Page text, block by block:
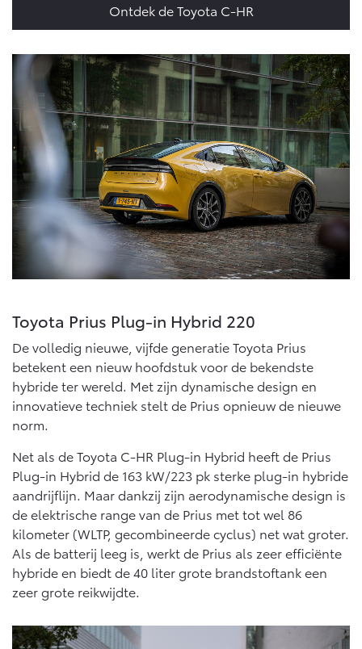
Ontdek de Toyota C-HR
Toyota Prius Plug-in Hybrid 220
De volledig nieuwe, vijfde generatie Toyota Prius
betekent een nieuw hoofdstuk voor de bekendste
hybride ter wereld. Met zijn dynamische design en
innovatieve techniek stelt de Prius opnieuw de nieuwe
norm.
Net als de Toyota C-HR Plug-in Hybrid heeft de Prius
Plug-in Hybrid de 163 kW/223 pk sterke plug-in hybride
aandrijflijn. Maar dankzij zijn aerodynamische design is
de elektrische range van de Prius met tot wel 86
kilometer (WLTP, gecombineerde cyclus) net wat groter.
Als de batterij leeg is, werkt de Prius als zeer efficiënte
hybride en biedt de 40 liter grote brandstoftank een
zeer grote reikwijdte.